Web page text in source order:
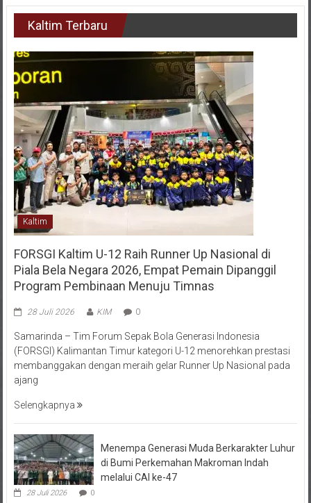
Kaltim Terbaru
Kaltim
FORSGI Kaltim U-12 Raih Runner Up Nasional di
Piala Bela Negara 2026, Empat Pemain Dipanggil
Program Pembinaan Menuju Timnas
(FORSGI) Kalimantan Timur kategori U-12 menorehkan prestasi
membanggakan dengan meraih gelar Runner Up Nasional pada
ajang
di Bumi Perkemahan Makroman Indah
melalui CAI ke-47
28 Juli 2026 0